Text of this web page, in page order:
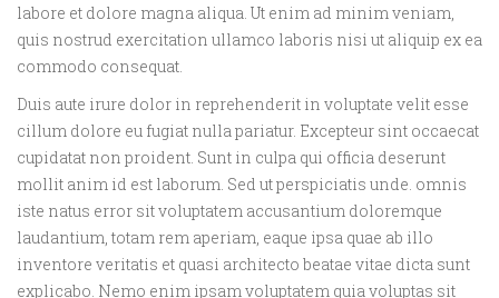
labore et dolore magna aliqua. Ut enim ad minim veniam,
quis nostrud exercitation ullamco laboris nisi ut aliquip ex ea
commodo consequat.
Duis aute irure dolor in reprehenderit in voluptate velit esse
cillum dolore eu fugiat nulla pariatur. Excepteur sint occaecat
cupidatat non proident. Sunt in culpa qui officia deserunt
mollit anim id est laborum. Sed ut perspiciatis unde. omnis
iste natus error sit voluptatem accusantium doloremque
laudantium, totam rem aperiam, eaque ipsa quae ab illo
inventore veritatis et quasi architecto beatae vitae dicta sunt
explicabo. Nemo enim ipsam voluptatem quia voluptas sit